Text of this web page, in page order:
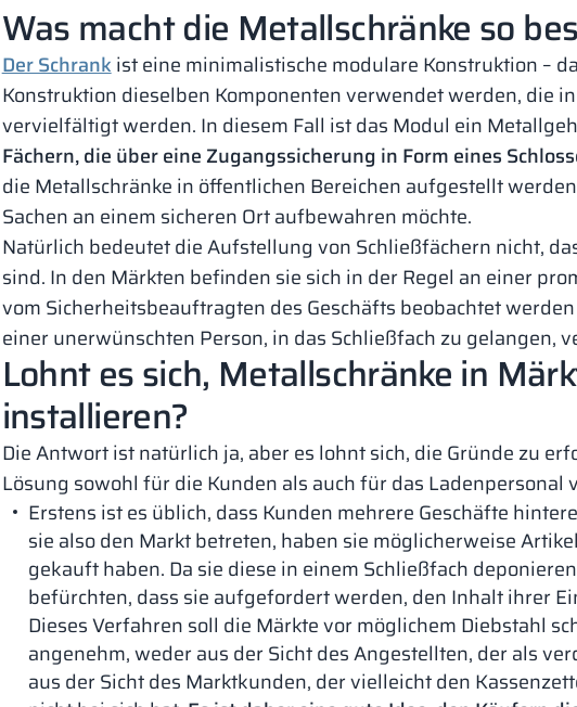
Was macht die Metallschränke so
Der Schrankist eine minimalistische modulare Konstruktion –
Konstruktion dieselben Komponenten verwendet werden, die
vervielfältigt werden. In diesem Fall ist das Modul ein
Fächern, die über eine Zugangssicherung in Form eines
die Metallschränke in öffentlichen Bereichen aufgestellt
Sachen an einem sicheren Ort aufbewahren möchte.
Natürlich bedeutet die Aufstellung von Schließfächern nicht,
sind. In den Märkten befinden sie sich in der Regel an einer
vom Sicherheitsbeauftragten des Geschäfts beobachtet
einer unerwünschten Person, in das Schließfach zu gelangen,
Lohnt es sich, Metallschränke in
installieren?
Die Antwort ist natürlich ja, aber es lohnt sich, die Gründe zu
Lösung sowohl für die Kunden als auch für das Ladenpersonal
Erstens ist es üblich, dass Kunden mehrere Geschäfte
sie also den Markt betreten, haben sie möglicherweise
gekauft haben. Da sie diese in einem Schließfach
befürchten, dass sie aufgefordert werden, den Inhalt ihrer
Dieses Verfahren soll die Märkte vor möglichem Diebstahl
angenehm, weder aus der Sicht des Angestellten, der als
aus der Sicht des Marktkunden, der vielleicht den